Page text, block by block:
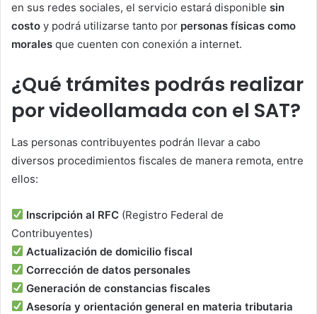
en sus redes sociales, el servicio estará disponible sin
costo y podrá utilizarse tanto por personas físicas como
morales que cuenten con conexión a internet.
¿Qué trámites podrás realizar
por videollamada con el SAT?
Las personas contribuyentes podrán llevar a cabo
diversos procedimientos fiscales de manera remota, entre
ellos:
Inscripción al RFC (Registro Federal de
Contribuyentes)
Actualización de domicilio fiscal
Corrección de datos personales
Generación de constancias fiscales
Asesoría y orientación general en materia tributaria